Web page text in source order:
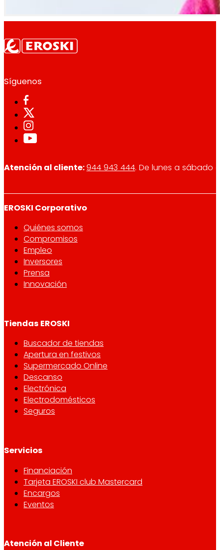
Síguenos
Atención al cliente:944 943 444. De lunes a sábado
EROSKI Corporativo
Quiénes somos
Compromisos
Empleo
Inversores
Prensa
Innovación
Tiendas EROSKI
Buscador de tiendas
Apertura en festivos
Supermercado Online
Descanso
Electrónica
Electrodomésticos
Seguros
Servicios
Financiación
Tarjeta EROSKI club Mastercard
Encargos
Eventos
Atención al Cliente